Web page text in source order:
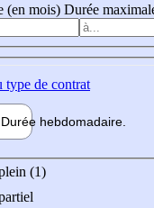
(en mois) Durée
de contrat
Durée hebdomadaire
(1)